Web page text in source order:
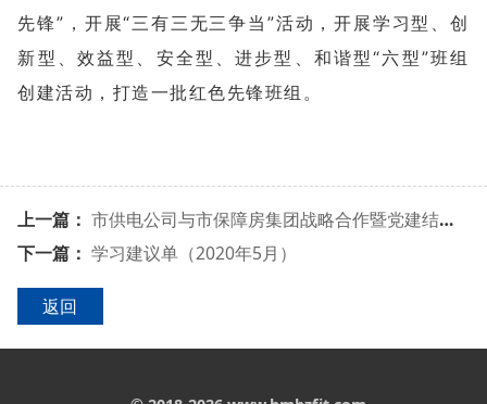
先锋”，开展“三有三无三争当”活动，开展学习型、创
新型、效益型、安全型、进步型、和谐型“六型”班组
创建活动，打造一批红色先锋班组。
上一篇： 市供电公司与市保障房集团战略合作暨党建结对签约仪式成功举行
下一篇： 学习建议单（2020年5月）
返回